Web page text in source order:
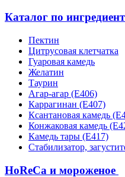
Каталог по
Пектин
Цитрусовая клетчатка
Гуаровая камедь
Желатин
Таурин
Агар-агар (Е406)
Каррагинан (Е407)
Ксантановая камедь
Конжаковая камедь
Камедь тары (Е417)
Стабилизатор,
HoReCa и мороженое